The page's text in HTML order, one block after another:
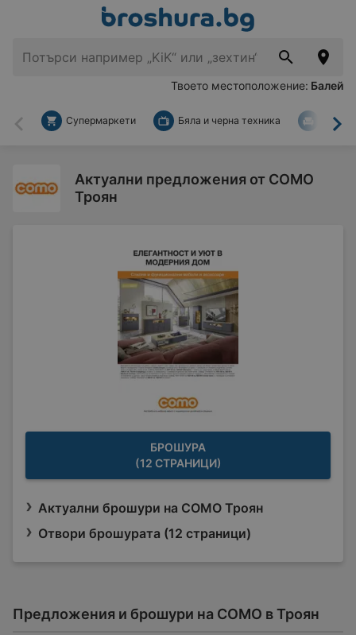
Твоето местоположение: Балей
Назад
Супермаркети Бяла и черна техника За
Актуални предложения от COMO
Троян
БРОШУРА
(12 СТРАНИЦИ)
Актуални брошури на COMO Троян
Отвори брошурата (12 страници)
Предложения и брошури на COMO в Троян